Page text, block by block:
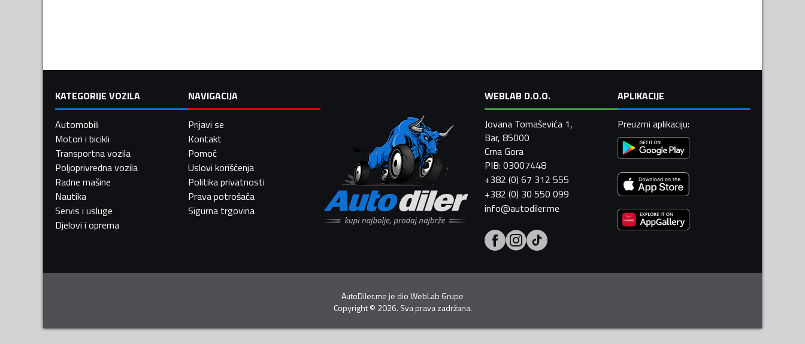
KATEGORIJE VOZILA
Automobili
Motori i bicikli
Transportna vozila
Poljoprivredna vozila
Radne mašine
Nautika
Servis i usluge
Djelovi i oprema
NAVIGACIJA
Prijavi se
Kontakt
Pomoć
Uslovi korišćenja
Politika privatnosti
Prava potrošača
Sigurna trgovina
WEBLAB D.O.O.
Jovana Tomaševića 1,
Bar, 85000
Crna Gora
PIB: 03007448
+382 (0) 67 312 555
+382 (0) 30 550 099
info@autodiler.me
APLIKACIJE
Preuzmi aplikaciju:
AutoDiler.me je dioWebLab Grupe
Copyright© 2026. Sva prava zadržana.